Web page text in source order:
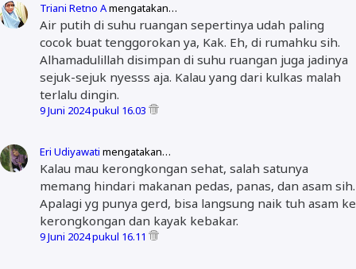
Triani Retno Amengatakan…
Air putih di suhu ruangan sepertinya udah paling
cocok buat tenggorokan ya, Kak. Eh, di rumahku sih.
Alhamadulillah disimpan di suhu ruangan juga jadinya
sejuk-sejuk nyesss aja. Kalau yang dari kulkas malah
terlalu dingin.
9 Juni 2024 pukul 16.03
Eri Udiyawati mengatakan…
Kalau mau kerongkongan sehat, salah satunya
memang hindari makanan pedas, panas, dan asam sih.
Apalagi yg punya gerd, bisa langsung naik tuh asam ke
kerongkongan dan kayak kebakar.
9 Juni 2024 pukul 16.11